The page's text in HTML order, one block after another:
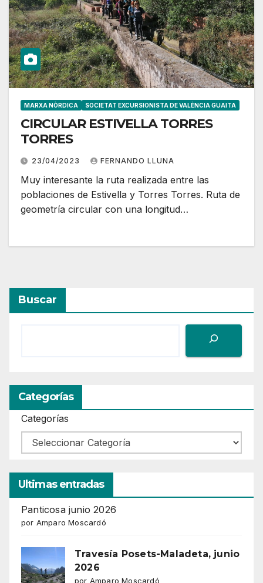
MARXA NÒRDICA SOCIETAT EXCURSIONISTA DE VALÈNCIA GUAITA
CIRCULAR ESTIVELLA TORRES
TORRES
23/04/2023 FERNANDO LLUNA
Muy interesante la ruta realizada entre las
poblaciones de Estivella y Torres Torres. Ruta de
geometría circular con una longitud…
Buscar
Categorías
Categorías
Ultimas entradas
Panticosa junio 2026
por Amparo Moscardó
Travesía Posets-Maladeta, junio
2026
por Amparo Moscardó